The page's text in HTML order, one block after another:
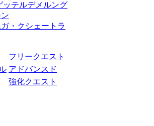
ッテルデメルング
・クシェートラ
フリークエスト
アドバンスド
強化クエスト